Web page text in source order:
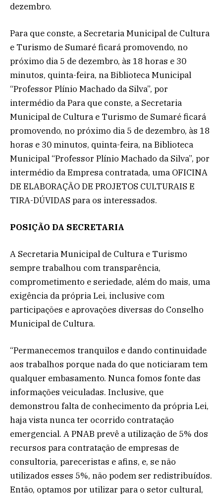
dezembro.
Para que conste, a Secretaria Municipal de Cultura
e Turismo de Sumaré ficará promovendo, no
próximo dia 5 de dezembro, às 18 horas e 30
minutos, quinta-feira, na Biblioteca Municipal
“Professor Plínio Machado da Silva”, por
intermédio da Para que conste, a Secretaria
Municipal de Cultura e Turismo de Sumaré ficará
promovendo, no próximo dia 5 de dezembro, às 18
horas e 30 minutos, quinta-feira, na Biblioteca
Municipal “Professor Plínio Machado da Silva”, por
intermédio da Empresa contratada, uma OFICINA
DE ELABORAÇÃO DE PROJETOS CULTURAIS E
TIRA-DÚVIDAS para os interessados.
POSIÇÃO DA SECRETARIA
A Secretaria Municipal de Cultura e Turismo
sempre trabalhou com transparência,
comprometimento e seriedade, além do mais, uma
exigência da própria Lei, inclusive com
participações e aprovações diversas do Conselho
Municipal de Cultura.
“Permanecemos tranquilos e dando continuidade
aos trabalhos porque nada do que noticiaram tem
qualquer embasamento. Nunca fomos fonte das
informações veiculadas. Inclusive, que
demonstrou falta de conhecimento da própria Lei,
haja vista nunca ter ocorrido contratação
emergencial. A PNAB prevê a utilização de 5% dos
recursos para contratação de empresas de
consultoria, pareceristas e afins, e, se não
utilizados esses 5%, não podem ser redistribuídos.
Então, optamos por utilizar para o setor cultural,